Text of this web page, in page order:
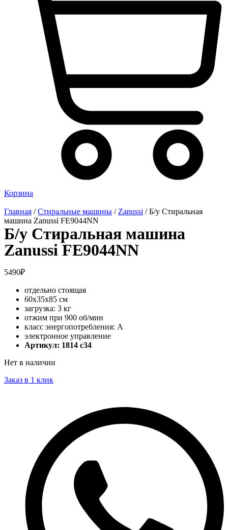
Корзина
Главная /Стиральные машины / Zanussi / Б/у Стиральная
машина Zanussi FE9044NN
Б/у Стиральная машина
Zanussi FE9044NN
5490₽
отдельно стоящая
60x35x85 см
загрузка: 3 кг
отжим при 900 об/мин
класс энергопотребления: A
электронное управление
Артикул: 1814 c34
Нет в наличии
Заказ в 1 клик